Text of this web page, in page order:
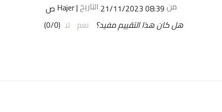
منHajer التاريخ 21/11/2023 08:39 ص
هل كان هذا التقييم مفيد؟
نعم لا 0/0
)